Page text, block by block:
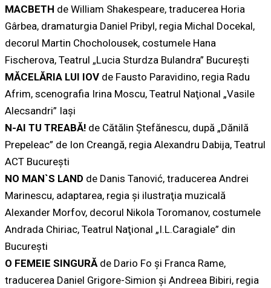
MACBETH de William Shakespeare, traducerea Horia
Gârbea, dramaturgia Daniel Pribyl, regia Michal Docekal,
decorul Martin Chocholousek, costumele Hana
Fischerova, Teatrul „Lucia Sturdza Bulandra” Bucureşti
MĂCELĂRIA LUI IOV de Fausto Paravidino, regia Radu
Afrim, scenografia Irina Moscu, Teatrul Naţional „Vasile
Alecsandri” Iaşi
N-AI TU TREABĂ! de Cătălin Ştefănescu, după „Dănilă
Prepeleac” de Ion Creangă, regia Alexandru Dabija, Teatrul
ACT Bucureşti
NO MAN`S LAND de Danis Tanović, traducerea Andrei
Marinescu, adaptarea, regia şi ilustraţia muzicală
Alexander Morfov, decorul Nikola Toromanov, costumele
Andrada Chiriac, Teatrul Naţional „I.L.Caragiale” din
Bucureşti
O FEMEIE SINGURĂ de Dario Fo şi Franca Rame,
traducerea Daniel Grigore-Simion şi Andreea Bibiri, regia